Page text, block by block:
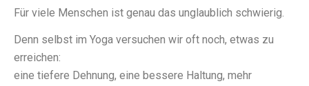
Für viele Menschen ist genau das unglaublich schwierig.
Denn selbst im Yoga versuchen wir oft noch, etwas zu
erreichen:
eine tiefere Dehnung, eine bessere Haltung, mehr